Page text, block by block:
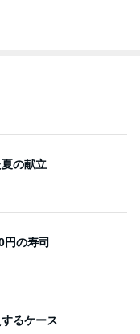
の献立
円の寿司
るケース